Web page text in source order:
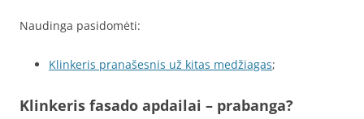
Naudinga pasidomėti:
Klinkeris pranašesnis už kitas medžiagas;
Klinkeris fasado apdailai – prabanga?